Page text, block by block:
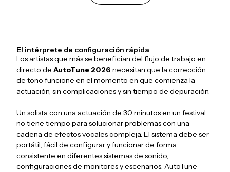
El intérprete de configuración rápida
Los artistas que más se benefician del flujo de trabajo en
directo de AutoTune 2026 necesitan que la corrección
de tono funcione en el momento en que comienza la
actuación, sin complicaciones y sin tiempo de depuración.
Un solista con una actuación de 30 minutos en un festival
no tiene tiempo para solucionar problemas con una
cadena de efectos vocales compleja. El sistema debe ser
portátil, fácil de configurar y funcionar de forma
consistente en diferentes sistemas de sonido,
configuraciones de monitores y escenarios. AutoTune